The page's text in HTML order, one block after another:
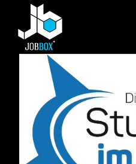
content
Open
mobile
menu
Close
mobile
menu